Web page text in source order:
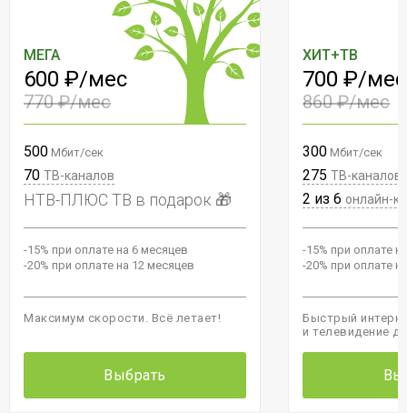
МЕГА
600 ₽/мес
770 ₽/мес
500 Мбит/сек
70 ТВ-каналов
НТВ-ПЛЮС ТВ в подарок 🎁
-15% при оплате на 6 месяцев
-20% при оплате на 12 месяцев
Максимум скорости. Всё летает!
Выбрать
ХИТ+ТВ
700 ₽/мес
860 ₽/мес
300 Мбит/сек
275ТВ-каналов
2 из 6 онлайн-
-15% при оплате
-20% при оплате
Быстрый
и телевидение